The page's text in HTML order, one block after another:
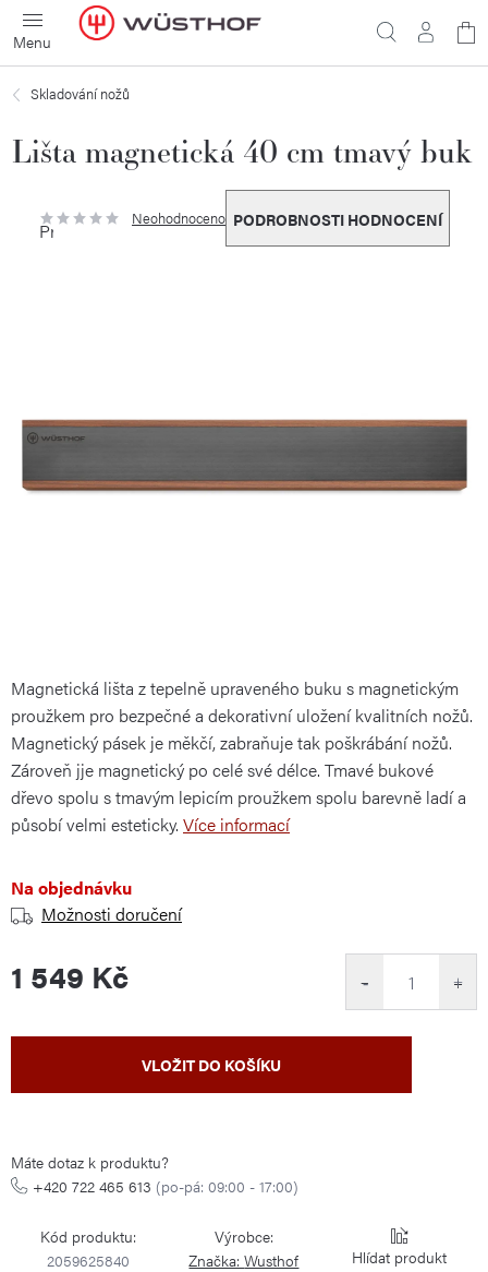
Přejít
na
obsah
Skladování nožů
Lišta magnetická 40 cm tmavý buk
Průměrné
hodnocení
Neohodnoceno PODROBNOSTI HODNOCENÍ
Magnetická lišta z tepelně upraveného buku s magnetickým
proužkem pro bezpečné a dekorativní uložení kvalitních nožů.
Magnetický pásek je měkčí, zabraňuje tak poškrábání nožů.
Zároveň jje magnetický po celé své délce. Tmavé bukové
dřevo spolu s tmavým lepicím proužkem spolu barevně ladí a
působí velmi esteticky. Více informací
Na objednávku
Možnosti doručení
1 549 Kč +
−
VLOŽIT DO KOŠÍKU
Máte dotaz k produktu?
+420 722 465 613 (po-pá: 09:00 - 17:00)
Kód produktu:
2059625840
Výrobce:
Značka:Wusthof Hlídat